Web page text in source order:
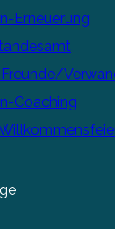
Erneuerung
Coaching